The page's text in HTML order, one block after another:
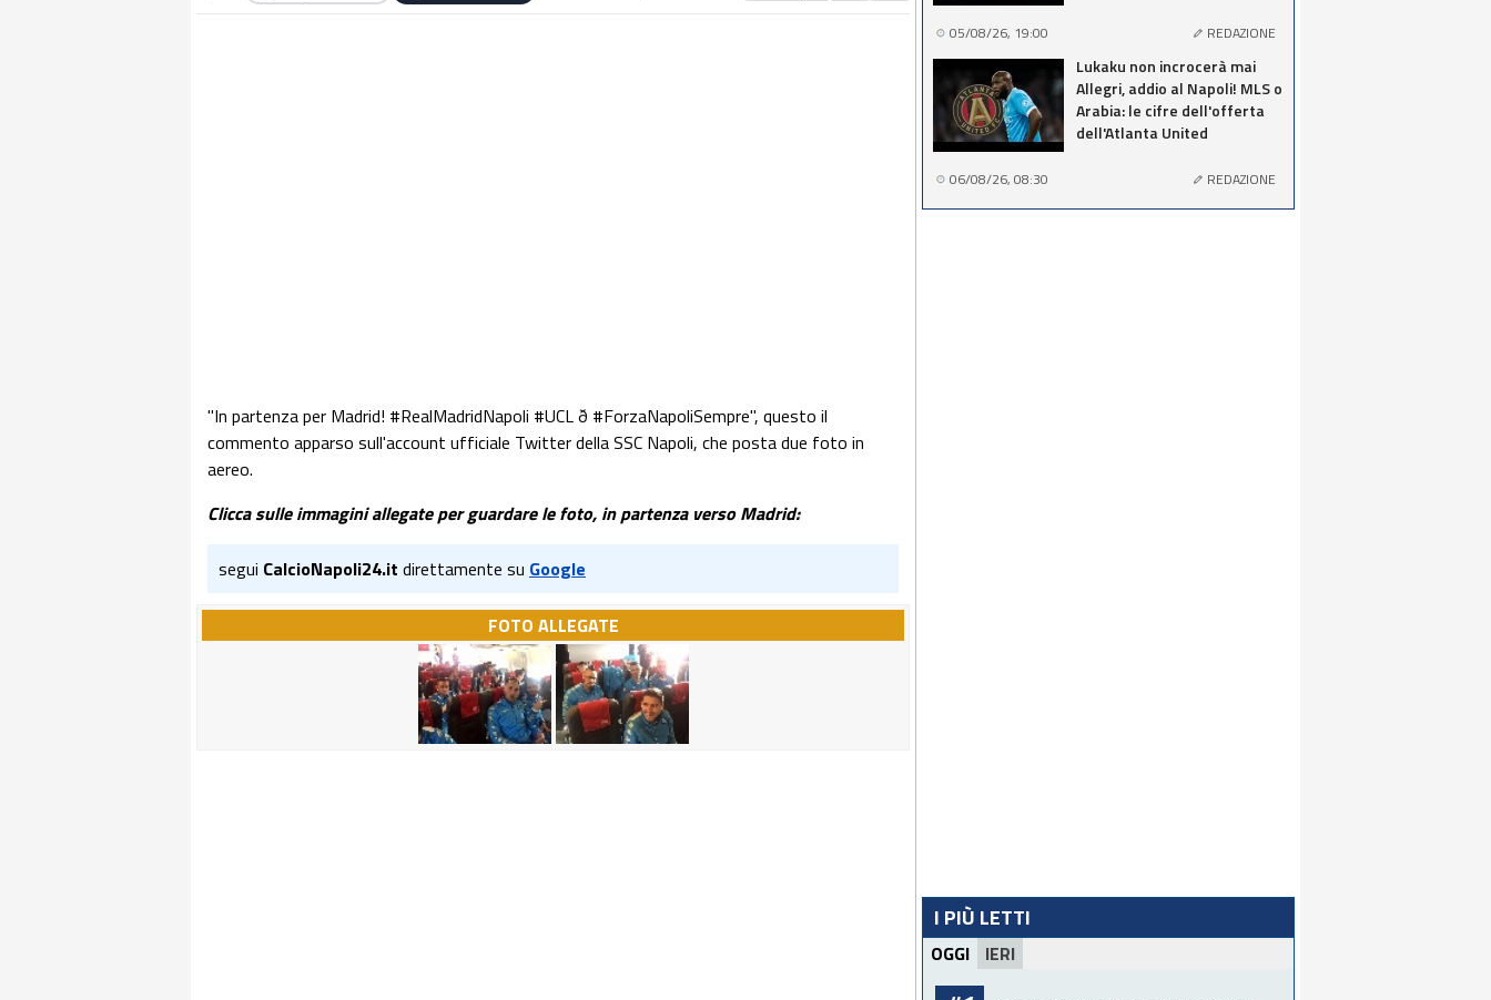
"In partenza per Madrid! #RealMadridNapoli #UCL ð #ForzaNapoliSempre", questo il
commento apparso sull'account ufficiale Twitter della SSC Napoli, che posta due foto in
aereo.
Clicca sulle immagini allegate per guardare le foto, in partenza verso Madrid:
segui CalcioNapoli24.it direttamente su Google
FOTO ALLEGATE
05/08/26, 19:00 REDAZIONE
Lukaku non incrocerà mai
Allegri, addio al Napoli! MLS o
Arabia: le cifre dell'offerta
dell'Atlanta United
06/08/26, 08:30 REDAZIONE
I PIÙ LETTI
OGGI IERI